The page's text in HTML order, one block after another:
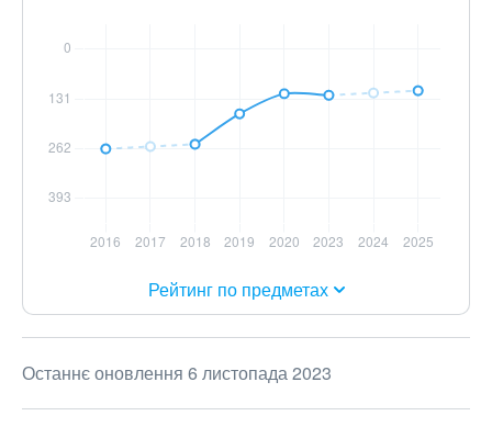
Рейтинг по предметах
Останнє оновлення 6 листопада 2023